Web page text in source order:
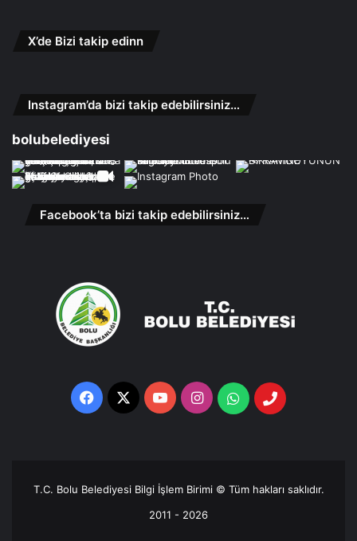
X’de Bizi takip edinn
Instagram’da bizi takip edebilirsiniz…
bolubelediyesi
Facebook’ta bizi takip edebilirsiniz…
Facebook
X YouTubeInstagramWhatsappTelefon
T.C. Bolu Belediyesi Bilgi İşlem Birimi © Tüm hakları saklıdır.
2011 - 2026